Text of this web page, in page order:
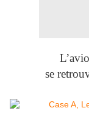
se